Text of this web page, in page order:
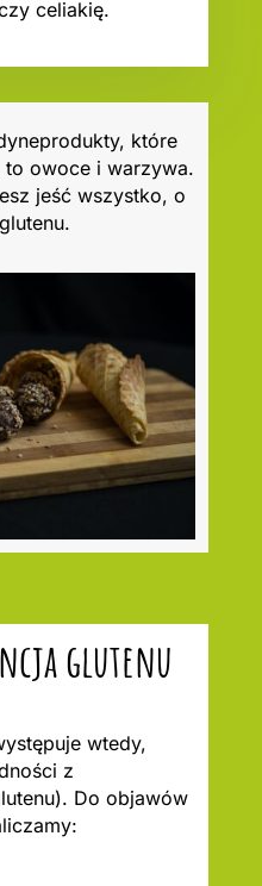
celiakię.
które
owoce i warzywa.
jeść wszystko, o
glutenu
wtedy,
z
Do objawów